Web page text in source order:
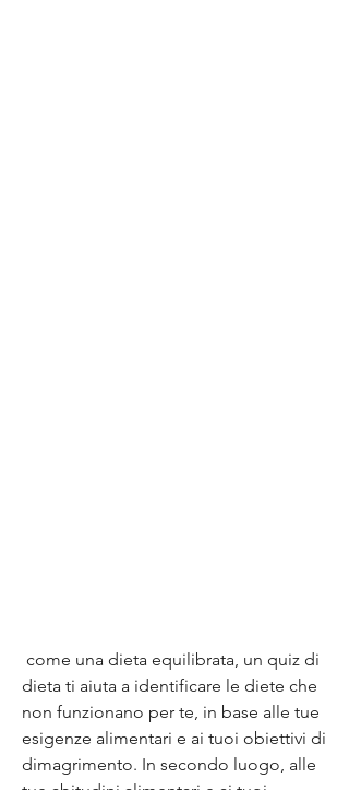
dieta ti aiuta a identificare le diete che
non funzionano per te, in base alle tue
esigenze alimentari e ai tuoi obiettivi di
dimagrimento. In secondo luogo, alle